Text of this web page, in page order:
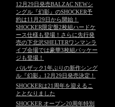
12月29日発売BALZAC NEWシ
ングル『幻影』のSHOCKER予
約は11月29日から開始！
SHOCKER限定盤2枚組ハードケ
ース仕様も登場！さらに先行発
売の下北沢SHELTERワンマンラ
イブ会場では豪華3枚組パッケー
ジも登場！
バルザック1年ぶりの新作シング
ル『幻影』12月29日発売決定！
SHOCKERは21周年を迎えるこ
ととなりました
SHOCKER オープン20周年特別